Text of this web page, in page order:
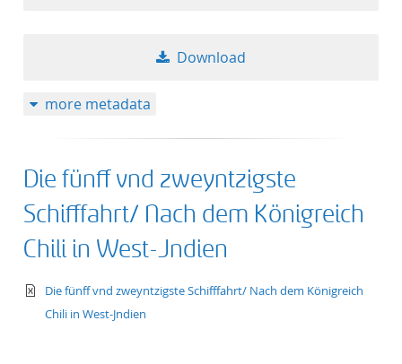
Download
more metadata
Die fünff vnd zweyntzigste
Schifffahrt/ Nach dem Königreich
Chili in West-Jndien
text/xml
Die fünff vnd zweyntzigste Schifffahrt/ Nach dem Königreich
Chili in West-Jndien